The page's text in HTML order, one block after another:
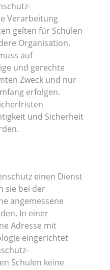
Verarbeitung
gelten für Schulen
Organisation.
auf
und gerechte
Zweck und nur
erfolgen.
und Sicherheit
einen Dienst
sie bei der
angemessene
In einer
Adresse mit
eingerichtet
Schulen keine